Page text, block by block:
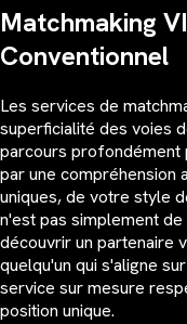
Matchmaking
Conventionnel
Les services de
superficialité des voies
parcours profondément
par une
uniques, de votre style
n'est pas simplement
découvrir un partenaire
quelqu'un qui s'aligne
service sur mesure
position unique.